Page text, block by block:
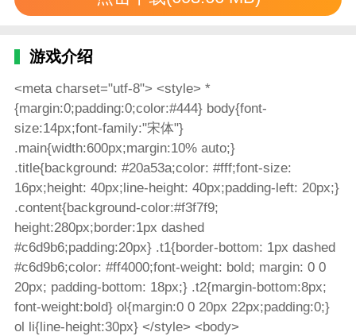
游戏介绍
<meta charset="utf-8"> <style> *
{margin:0;padding:0;color:#444} body{font-
size:14px;font-family:"宋体"}
.main{width:600px;margin:10% auto;}
.title{background: #20a53a;color: #fff;font-size:
16px;height: 40px;line-height: 40px;padding-left: 20px;}
.content{background-color:#f3f7f9;
height:280px;border:1px dashed
#c6d9b6;padding:20px} .t1{border-bottom: 1px dashed
#c6d9b6;color: #ff4000;font-weight: bold; margin: 0 0
20px; padding-bottom: 18px;} .t2{margin-bottom:8px;
font-weight:bold} ol{margin:0 0 20px 22px;padding:0;}
ol li{line-height:30px} </style> <body>